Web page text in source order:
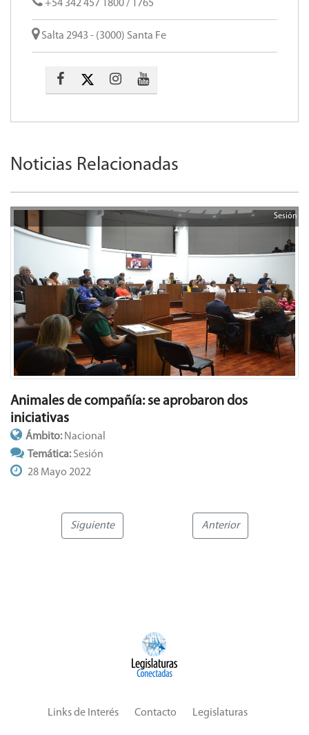
+54 342 457 1800 / 1765
Salta 2943 - (3000) Santa Fe
Noticias Relacionadas
Sesión
Animales de compañía: se aprobaron dos
iniciativas
Ámbito: Nacional
Temática:Sesión
28 Mayo 2022
Siguiente Anterior
Links de Interés Contacto Legislaturas